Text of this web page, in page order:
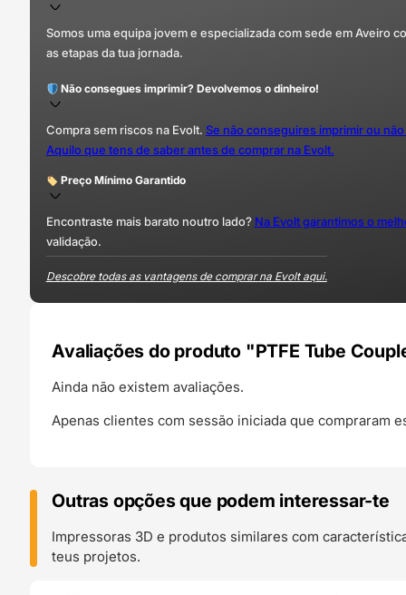
Somos uma equipa jovem e especializada com sede em Aveiro
as etapas da tua jornada.
Não consegues imprimir? Devolvemos o dinheiro!
Compra sem riscos na Evolt. Se não conseguires imprimir ou
Aquilo que tens de saber antes de comprar na Evolt.
Preço Mínimo Garantido
Encontraste mais barato noutro lado? Na Evolt garantimos o
validação.
Descobre todas as vantagens de comprar na Evolt aqui.
Avaliações do produto "PTFE Tube
Ainda não existem avaliações.
Apenas clientes com sessão iniciada que compraram
Outras opções que podem interessar-te
Impressoras 3D e produtos similares com
teus projetos.